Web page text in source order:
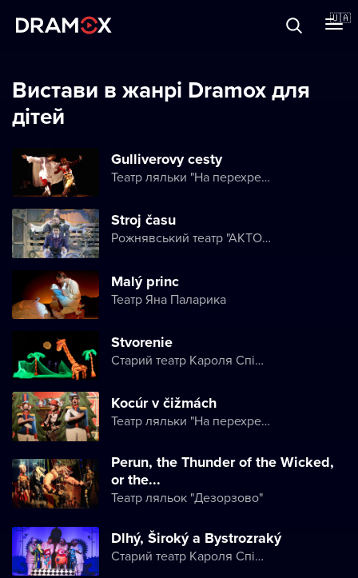
🇺🇦
Зареєструватися
Вистави в жанрі Dramox для
дітей
Gulliverovy cesty
Театр ляльки "На перехресті"
Stroj času
Рожнявський театр "АКТОРИ"
Malý princ
Театр Яна Паларика
Stvorenie
Старий театр Кароля Спішака
Kocúr v čižmách
Театр ляльки "На перехресті"
Perun, the Thunder of the Wicked,
or the...
Театр ляльок "Дезорзово"
Dlhý, Široký a Bystrozraký
Старий театр Кароля Спішака